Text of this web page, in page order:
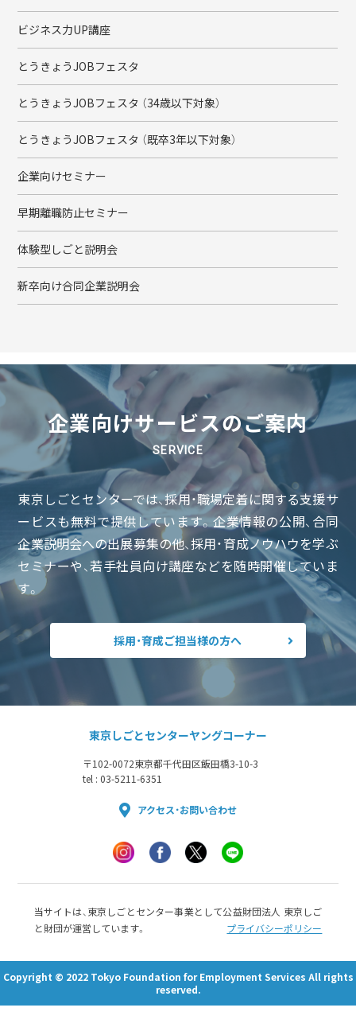
ビジネス力UP講座
とうきょうJOBフェスタ
とうきょうJOBフェスタ （34歳以下対象）
とうきょうJOBフェスタ （既卒3年以下対象）
企業向けセミナー
早期離職防止セミナー
体験型しごと説明会
新卒向け合同企業説明会
企業向けサービスのご案内
SERVICE
東京しごとセンターでは、採用・職場定着に関する支援サ
ービスも無料で提供しています。企業情報の公開、合同
企業説明会への出展募集の他、採用・育成ノウハウを学ぶ
セミナーや、若手社員向け講座などを随時開催していま
す。
採用・育成ご担当様の方へ
東京しごとセンターヤングコーナー
〒102-0072東京都千代田区飯田橋3-10-3
tel : 03-5211-6351
アクセス・お問い合わせ
当サイトは、東京しごとセンター事業として公益財団法人 東京しご
と財団が運営しています。
プライバシーポリシー
Copyright © 2022 Tokyo Foundation for Employment Services All rights
reserved.